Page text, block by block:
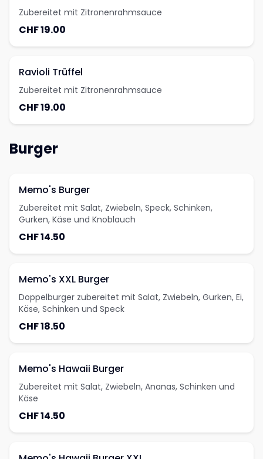
Zubereitet mit Zitronenrahmsauce
CHF 19.00
Ravioli Trüffel
Zubereitet mit Zitronenrahmsauce
CHF 19.00
Burger
Memo's Burger
Zubereitet mit Salat, Zwiebeln, Speck, Schinken,
Gurken, Käse und Knoblauch
CHF 14.50
Memo's XXL Burger
Doppelburger zubereitet mit Salat, Zwiebeln, Gurken, Ei,
Käse, Schinken und Speck
CHF 18.50
Memo's Hawaii Burger
Zubereitet mit Salat, Zwiebeln, Ananas, Schinken und
Käse
CHF 14.50